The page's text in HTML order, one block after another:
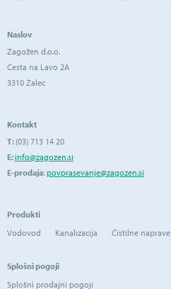
Naslov
Zagožen d.o.o.
Cesta na Lavo 2A
3310 Žalec
Kontakt
T: (03) 713 14 20
E:info@zagozen.si
E-prodaja: povprasevanje@zagozen.si
Produkti
Vodovod
Kanalizacija Čistilne naprave
Splošni pogoji
Splošni prodajni pogoji